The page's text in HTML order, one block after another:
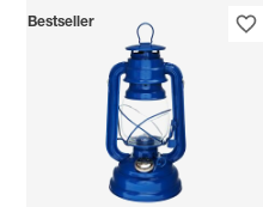
Bestseller